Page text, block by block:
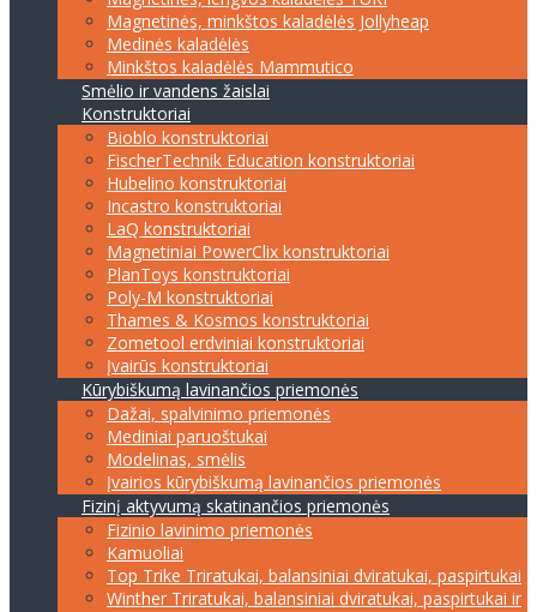
Magnetinės, minkštos kaladėlės Jollyheap
Medinės kaladėlės
Minkštos kaladėlės Mammutico
Smėlio ir vandens žaislai
Konstruktoriai
Bioblo konstruktoriai
FischerTechnik Education konstruktoriai
Hubelino konstruktoriai
Incastro konstruktoriai
LaQ konstruktoriai
Magnetiniai PowerClix konstruktoriai
PlanToys konstruktoriai
Poly-M konstruktoriai
Thames & Kosmos konstruktoriai
Zometool erdviniai konstruktoriai
Įvairūs konstruktoriai
Kūrybiškumą lavinančios priemonės
Dažai, spalvinimo priemonės
Mediniai paruoštukai
Modelinas, smėlis
Įvairios kūrybiškumą lavinančios priemonės
Fizinį aktyvumą skatinančios priemonės
Fizinio lavinimo priemonės
Kamuoliai
Top Trike Triratukai, balansiniai dviratukai, paspirtukai
Winther Triratukai, balansiniai dviratukai, paspirtukai ir